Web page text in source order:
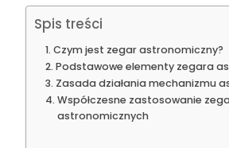
Spis treści
Czym jest zegar astronomiczny?
Podstawowe elementy zegara
Zasada działania mechanizmu
Współczesne zastosowanie
astronomicznych